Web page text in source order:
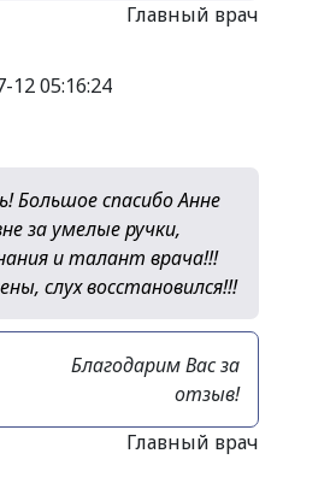
Главный врач
12 05:16:24
Большое спасибо Анне
за умелые ручки,
и талант врача!!!
слух восстановился!!!
Благодарим Вас за
отзыв!
Главный врач